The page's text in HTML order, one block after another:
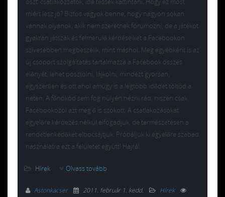
miért lesz jó? Biztos vagyok benne, hogy nagyon sokan
vannak olyanok, akik nem szeretnek fórumozni, de a játékot
gyakran játszák és felmerülő kérdéseiket a Facebookon
szívesebben megbeszélik, mint máshol. Meg egyébként is az
új csoport szolgáltatás tartalmazza a Facebook összes
előnyét, lehet posztolni, lájkolni, mindezt gyorsan,
egyszerűen és ott ahol amúgy is a legtöbb idődet töltöd a
neten. A főnököd sem fog hülyén nézni rád, hiszen csak
Facebookozol azt meg ő is szokott. A csatlakozásokat
egyelőre kérdezés nélkül elfogadjuk, de természetesen a
rendetlenkedőket elbocsájtjuk. Próbáljuk ki egyelőre szabad
használatra ezt a felületet együtt! Hajrá!
Hírek Olvass tovább
Astonkacser 2011. február 1. kedd.
Hírek